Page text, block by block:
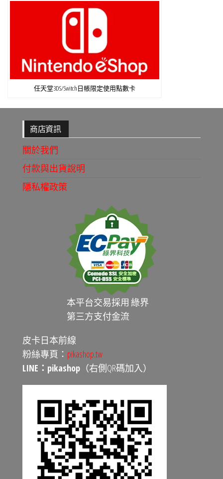
任天堂3DS/Switch日帳限定使用點數卡
商店資訊
關於我們
付款與出貨說明
隱私權政策
本平台交易採用 綠界
第三方支付金流
皮卡日本前線
粉絲專頁： pikashop.tw
LINE：pikashop （右側QR碼加入）